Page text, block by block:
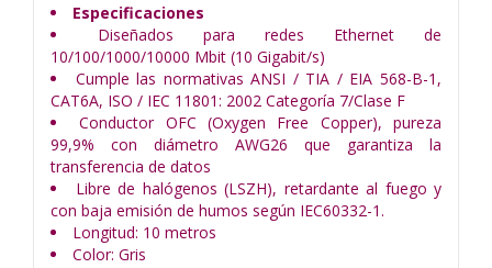
Especificaciones
Diseñados para redes Ethernet de
10/100/1000/10000 Mbit (10 Gigabit/s)
Cumple las normativas ANSI / TIA / EIA 568-B-1,
CAT6A, ISO / IEC 11801: 2002 Categoría 7/Clase F
Conductor OFC (Oxygen Free Copper), pureza
99,9% con diámetro AWG26 que garantiza la
transferencia de datos
Libre de halógenos (LSZH), retardante al fuego y
con baja emisión de humos según IEC60332-1.
Longitud: 10 metros
Color: Gris